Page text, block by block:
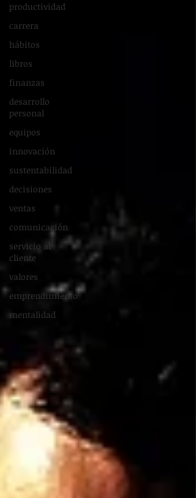
productividad
carrera
hábitos
libros
finanzas
desarrollo
personal
equipos
innovación
sustentabilidad
decisiones
ventas
comunicación
servicio al
cliente
valores
emprendimiento
mentalidad